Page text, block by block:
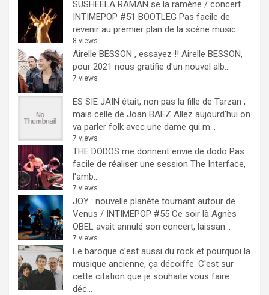
SUSHEELA RAMAN se la ramène / concert
INTIMEPOP #51 BOOTLEG Pas facile de
revenir au premier plan de la scène music...
8 views
Airelle BESSON , essayez !! Airelle BESSON,
pour 2021 nous gratifie d'un nouvel alb...
7 views
ES SIE JAIN était, non pas la fille de Tarzan ,
mais celle de Joan BAEZ Allez aujourd'hui on
va parler folk avec une dame qui m...
7 views
THE DODOS me donnent envie de dodo Pas
facile de réaliser une session The Interface,
l'amb...
7 views
JOY : nouvelle planète tournant autour de
Venus / INTIMEPOP #55 Ce soir là Agnès
OBEL avait annulé son concert, laissan...
7 views
Le baroque c’est aussi du rock et pourquoi la
musique ancienne, ça décoiffe. C'est sur
cette citation que je souhaite vous faire
déc...